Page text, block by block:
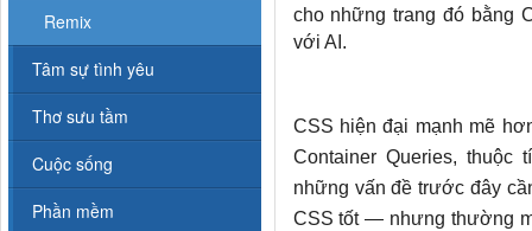
cho những trang đó bằng
với AI.
CSS hiện đại mạnh mẽ
Container Queries,
những vấn đề trước đây
CSS tốt — nhưng thường
Remix
Tâm sự tình yêu
Thơ sưu tầm
Cuộc sống
Phần mềm